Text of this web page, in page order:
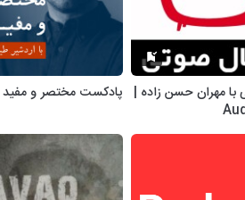
با مهران حسن زاده | پادکست مختصر و مفید